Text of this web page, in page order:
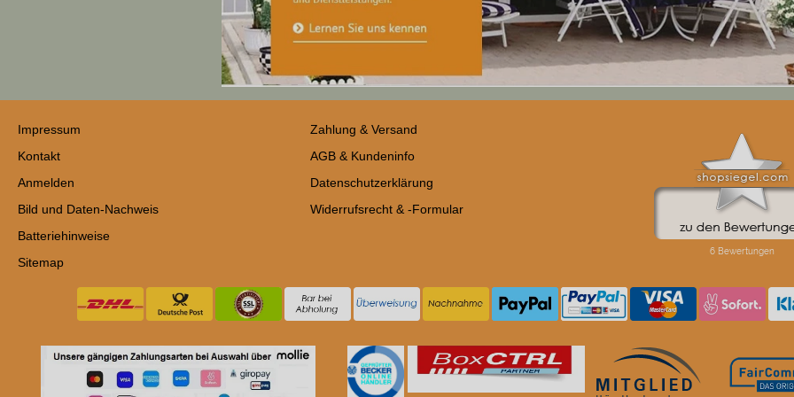
Impressum
Kontakt
Anmelden
Bild und Daten-Nachweis
Batteriehinweise
Sitemap
Zahlung & Versand
AGB & Kundeninfo
Datenschutzerklärung
Widerrufsrecht & -Formular